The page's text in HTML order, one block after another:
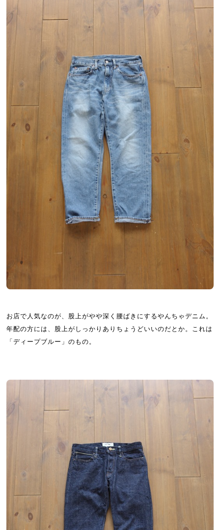
お店で人気なのが、股上がやや深く腰ばきにするやんちゃデニム。
年配の方には、股上がしっかりありちょうどいいのだとか。これは
「ディープブルー」のもの。